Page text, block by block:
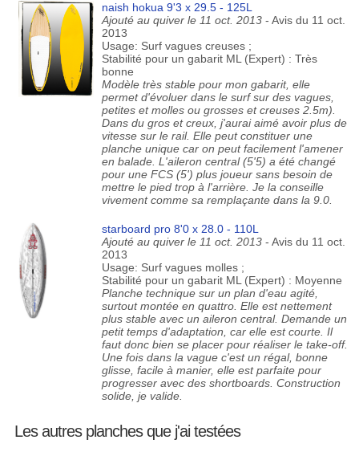
naish hokua 9'3 x 29.5 - 125L
Ajouté au quiver le 11 oct. 2013 - Avis du 11 oct.
2013
Usage: Surf vagues creuses ;
Stabilité pour un gabarit ML (Expert) : Très
bonne
Modèle très stable pour mon gabarit, elle
permet d'évoluer dans le surf sur des vagues,
petites et molles ou grosses et creuses 2.5m).
Dans du gros et creux, j'aurai aimé avoir plus de
vitesse sur le rail. Elle peut constituer une
planche unique car on peut facilement l'amener
en balade. L'aileron central (5'5) a été changé
pour une FCS (5') plus joueur sans besoin de
mettre le pied trop à l'arrière. Je la conseille
vivement comme sa remplaçante dans la 9.0.
starboard pro 8'0 x 28.0 - 110L
Ajouté au quiver le 11 oct. 2013 - Avis du 11 oct.
2013
Usage: Surf vagues molles ;
Stabilité pour un gabarit ML (Expert) : Moyenne
Planche technique sur un plan d'eau agité,
surtout montée en quattro. Elle est nettement
plus stable avec un aileron central. Demande un
petit temps d'adaptation, car elle est courte. Il
faut donc bien se placer pour réaliser le take-off.
Une fois dans la vague c'est un régal, bonne
glisse, facile à manier, elle est parfaite pour
progresser avec des shortboards. Construction
solide, je valide.
Les autres planches que j'ai testées